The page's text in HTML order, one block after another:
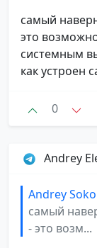
самый
это
системным
как устроен
0
Andrey
Andrey
самый
- это возм...